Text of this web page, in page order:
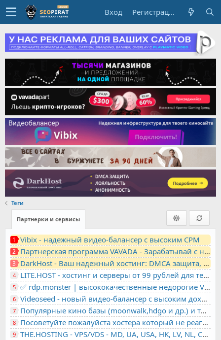
Вход Регистрация
Теги
Партнерки и сервисы
1 Vibix - надежный видео-балансер с высоким CPM
2 Партнерская программа VAVADA - Зарабатывай с нами!
3 DarkHost - Ваш надежный хостинг: DMCA защита, лояльность, анонимность
4 LITE.HOST - хостинг и серверы от 99 рублей для тех, кто любит не переплачивать. Доступ по SSH, поддержка PHP, GIT, COMPOSER, сертификаты Let's Encrypt
5 ✅ rdp.monster | высококачественные недорогие VPS, RDP - выделенные серверы
6 Videoseed - новый видео-балансер с высоким доходом
7 Популярные кино базы (moonwalk,hdgo и др.) и торренты в одном плеере для вашего сайта
8 Посоветуйте пожалуйста хостера который не реагирует на ркн
9 THE.HOSTING - VPS/VDS - MD, UA, USA, HK, LV, NL, CA, DE, SK, CZE, GB, IL, TR, PL, BG, RO, IT, FL, HU, PT.